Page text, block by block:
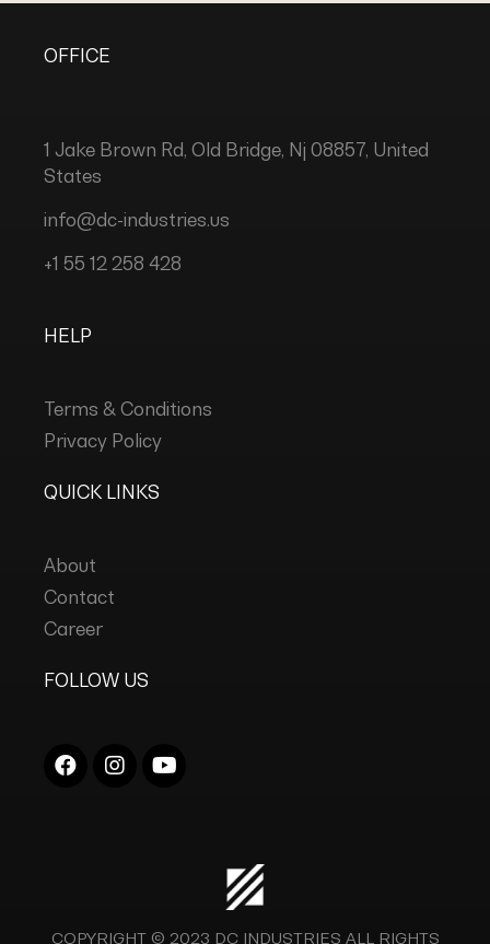
OFFICE
1 Jake Brown Rd, Old Bridge, Nj 08857, United
States
info@dc-industries.us
+1 55 12 258 428
HELP
Terms & Conditions
Privacy Policy
QUICK LINKS
About
Contact
Career
FOLLOW US
COPYRIGHT © 2023 DC INDUSTRIES ALL RIGHTS